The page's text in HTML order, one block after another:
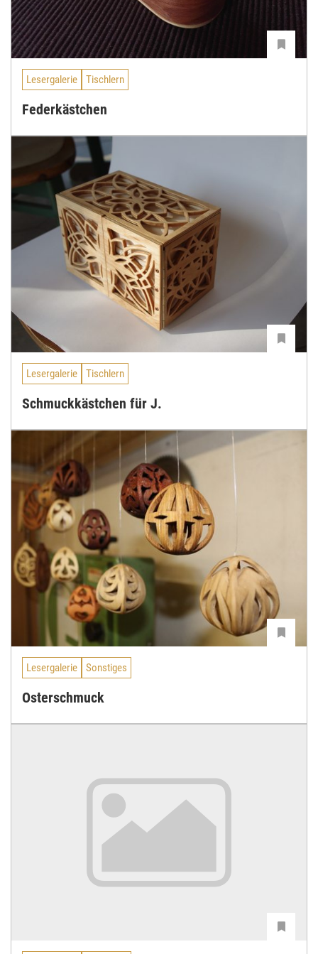
Lesergalerie Tischlern
Federkästchen
Lesergalerie Tischlern
Schmuckkästchen für J.
Lesergalerie Sonstiges
Osterschmuck